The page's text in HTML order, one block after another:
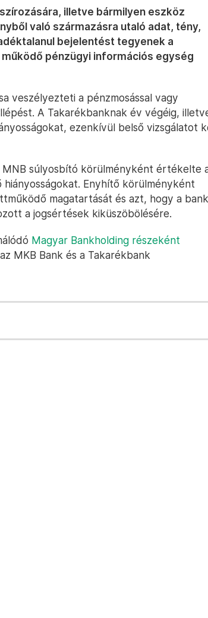
illetve bármilyen eszköz
való származásra utaló adat, tény,
bejelentést tegyenek a
pénzügyi információs egység
veszélyezteti a pénzmosással vagy
A Takarékbanknak év végéig,
ezenkívül belső vizsgálatot
MNB súlyosbító körülményként értékelte
Enyhítő körülményként
magatartását és azt, hogy a bank
a jogsértések kiküszöbölésére.
Magyar Bankholding részeként
MKB Bank és a Takarékbank